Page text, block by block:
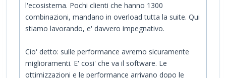
l'ecosistema. Pochi clienti che hanno 1300
combinazioni, mandano in overload tutta la suite. Qui
stiamo lavorando, e' davvero impegnativo.
Cio' detto: sulle performance avremo sicuramente
miglioramenti. E' cosi' che va il software. Le
ottimizzazioni e le performance arrivano dopo le